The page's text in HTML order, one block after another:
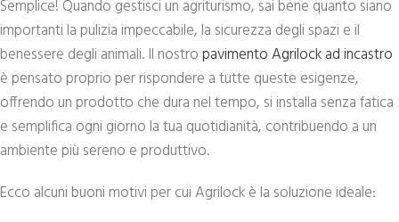
Semplice! Quando gestisci un agriturismo, sai bene quanto siano
importanti la pulizia impeccabile, la sicurezza degli spazi e il
benessere degli animali. Il nostropavimento Agrilock ad incastro
è pensato proprio per rispondere a tutte queste esigenze,
offrendo un prodotto che dura nel tempo, si installa senza fatica
e semplifica ogni giorno la tua quotidianità, contribuendo a un
ambiente più sereno e produttivo.
Ecco alcuni buoni motivi per cui Agrilock è la soluzione ideale: